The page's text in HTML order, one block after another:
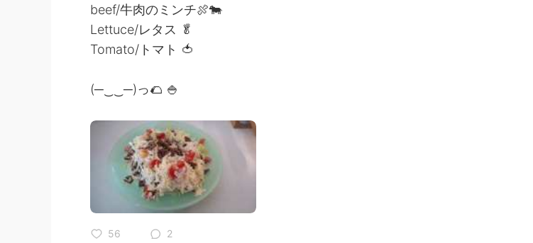
beef/牛肉のミンチ🍖🐄
Lettuce/レタス 🥬
Tomato/トマト 🍅
(─‿‿─)っ🌮 🍚
56 2